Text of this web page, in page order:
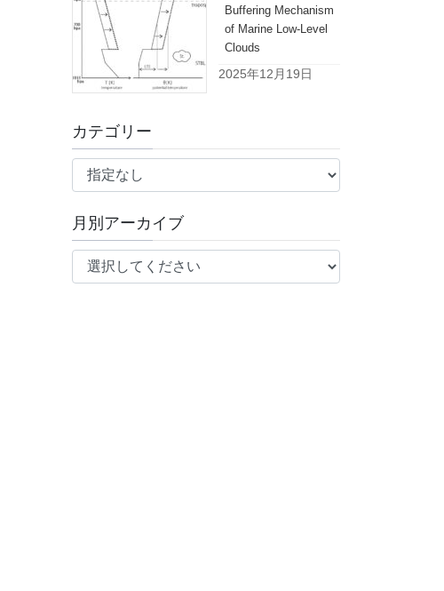
Buffering Mechanism
of Marine Low-Level
Clouds
2025年12月19日
カテゴリー
月別アーカイブ